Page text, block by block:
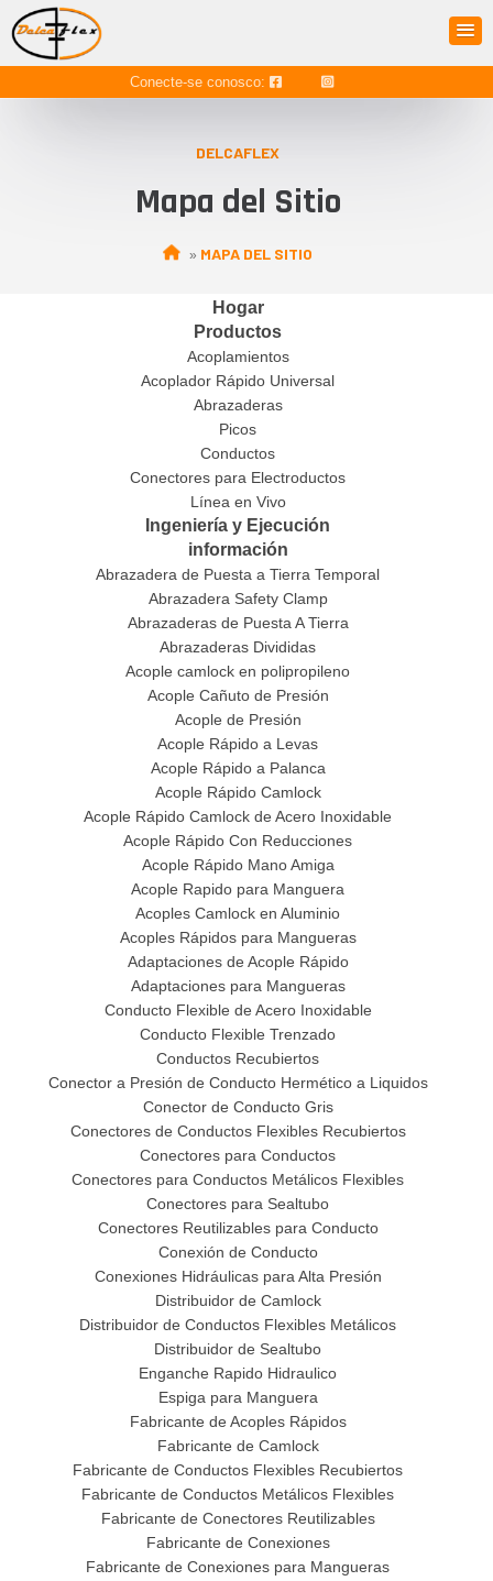
Conecte-se conosco:
DELCAFLEX
Mapa del Sitio
» MAPA DEL SITIO
Hogar
Productos
Acoplamientos
Acoplador Rápido Universal
Abrazaderas
Picos
Conductos
Conectores para Electroductos
Línea en Vivo
Ingeniería y Ejecución
información
Abrazadera de Puesta a Tierra Temporal
Abrazadera Safety Clamp
Abrazaderas de Puesta A Tierra
Abrazaderas Divididas
Acople camlock en polipropileno
Acople Cañuto de Presión
Acople de Presión
Acople Rápido a Levas
Acople Rápido a Palanca
Acople Rápido Camlock
Acople Rápido Camlock de Acero Inoxidable
Acople Rápido Con Reducciones
Acople Rápido Mano Amiga
Acople Rapido para Manguera
Acoples Camlock en Aluminio
Acoples Rápidos para Mangueras
Adaptaciones de Acople Rápido
Adaptaciones para Mangueras
Conducto Flexible de Acero Inoxidable
Conducto Flexible Trenzado
Conductos Recubiertos
Conector a Presión de Conducto Hermético a Liquidos
Conector de Conducto Gris
Conectores de Conductos Flexibles Recubiertos
Conectores para Conductos
Conectores para Conductos Metálicos Flexibles
Conectores para Sealtubo
Conectores Reutilizables para Conducto
Conexión de Conducto
Conexiones Hidráulicas para Alta Presión
Distribuidor de Camlock
Distribuidor de Conductos Flexibles Metálicos
Distribuidor de Sealtubo
Enganche Rapido Hidraulico
Espiga para Manguera
Fabricante de Acoples Rápidos
Fabricante de Camlock
Fabricante de Conductos Flexibles Recubiertos
Fabricante de Conductos Metálicos Flexibles
Fabricante de Conectores Reutilizables
Fabricante de Conexiones
Fabricante de Conexiones para Mangueras